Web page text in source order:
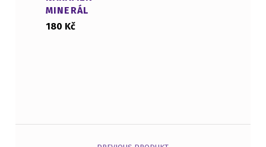
MINERÁL
180 Kč
Navigace pro příspěvek